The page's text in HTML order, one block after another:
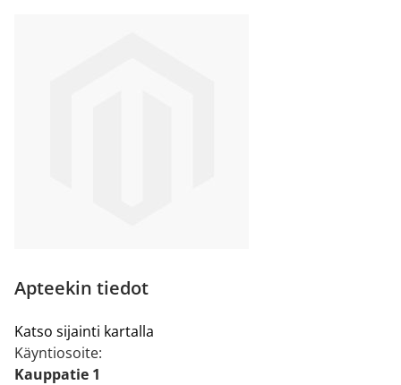
Apteekin tiedot
Katso sijainti kartalla
Käyntiosoite:
Kauppatie 1